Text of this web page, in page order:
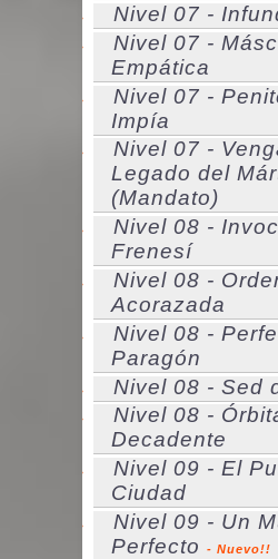
Nivel 07 -
Nivel 07 -
Empática
Nivel 07 -
Impía
Nivel 07 -
Legado del
(Mandato)
Nivel 08 -
Frenesí
Nivel 08 -
Acorazada
Nivel 08 -
Paragón
Nivel 08 - Sed
Nivel 08 -
Decadente
Nivel 09 - El
Ciudad
Nivel 09 - Un
Perfecto
- Nuevo!!